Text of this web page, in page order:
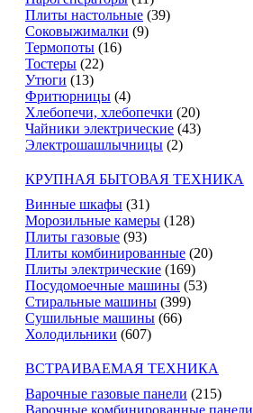
Плиты настольные (39)
Соковыжималки (9)
Термопоты (16)
Тостеры (22)
Утюги (13)
Фритюрницы (4)
Хлебопечи, хлебопечки (20)
Чайники электрические (43)
Электрошашлычницы (2)
КРУПНАЯ БЫТОВАЯ ТЕХНИКА
Винные шкафы (31)
Морозильные камеры (128)
Плиты газовые (93)
Плиты комбинированные (20)
Плиты электрические (169)
Посудомоечные машины (53)
Стиральные машины (399)
Сушильные машины (66)
Холодильники (607)
ВСТРАИВАЕМАЯ ТЕХНИКА
Варочные газовые панели (215)
Варочные комбинированные панели